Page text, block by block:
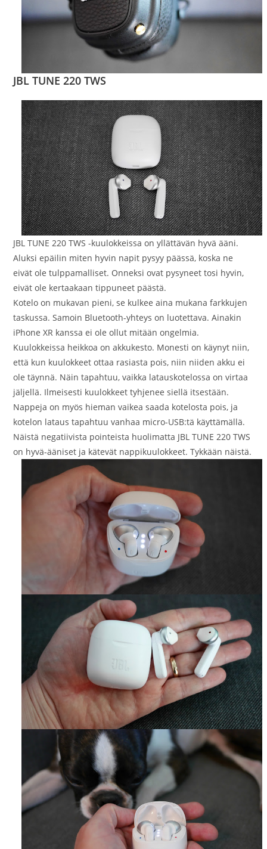
JBL TUNE 220 TWS
JBL TUNE 220 TWS -kuulokkeissa on yllättävän hyvä ääni.
Aluksi epäilin miten hyvin napit pysyy päässä, koska ne
eivät ole tulppamalliset. Onneksi ovat pysyneet tosi hyvin,
eivät ole kertaakaan tippuneet päästä.
Kotelo on mukavan pieni, se kulkee aina mukana farkkujen
taskussa. Samoin Bluetooth-yhteys on luotettava. Ainakin
iPhone XR kanssa ei ole ollut mitään ongelmia.
Kuulokkeissa heikkoa on akkukesto. Monesti on käynyt niin,
että kun kuulokkeet ottaa rasiasta pois, niin niiden akku ei
ole täynnä. Näin tapahtuu, vaikka latauskotelossa on virtaa
jäljellä. Ilmeisesti kuulokkeet tyhjenee siellä itsestään.
Nappeja on myös hieman vaikea saada kotelosta pois, ja
kotelon lataus tapahtuu vanhaa micro-USB:tä käyttämällä.
Näistä negatiivista pointeista huolimatta JBL TUNE 220 TWS
on hyvä-ääniset ja kätevät nappikuulokkeet. Tykkään näistä.